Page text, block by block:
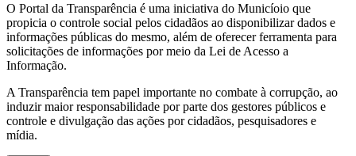
O Portal da Transparência é uma iniciativa do Municíoio que
propicia o controle social pelos cidadãos ao disponibilizar dados e
informações públicas do mesmo, além de oferecer ferramenta para
solicitações de informações por meio da Lei de Acesso a
Informação.
A Transparência tem papel importante no combate à corrupção, ao
induzir maior responsabilidade por parte dos gestores públicos e
controle e divulgação das ações por cidadãos, pesquisadores e
mídia.